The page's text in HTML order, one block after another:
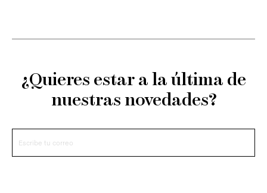
¿Quieres estar a la última de
nuestras novedades?